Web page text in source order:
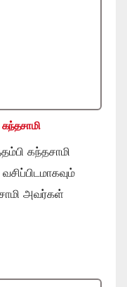
கந்தசாமி
அவர்கள்